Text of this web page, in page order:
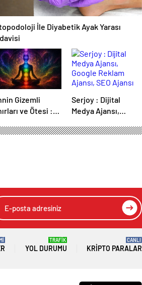
İle Diyabetik Ayak Yarası
Gizemli
ve Ötesi :
Serjoy : Dijital
Medya Ajansı,
Ajansı, SEO Ajansı
YOL DURUMU
TRAFİK
KRIPTO PARALAR
CANLI